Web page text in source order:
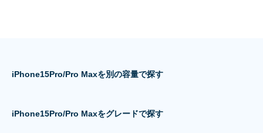
iPhone15Pro/Pro Maxを別の容量で探す
iPhone15Pro/Pro Maxをグレードで探す